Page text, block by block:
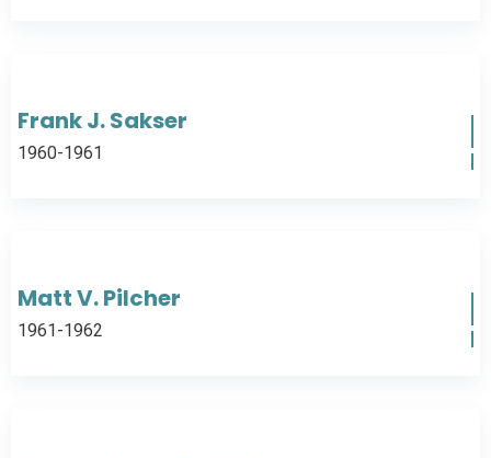
Frank J. Sakser
1960-1961
Matt V. Pilcher
1961-1962